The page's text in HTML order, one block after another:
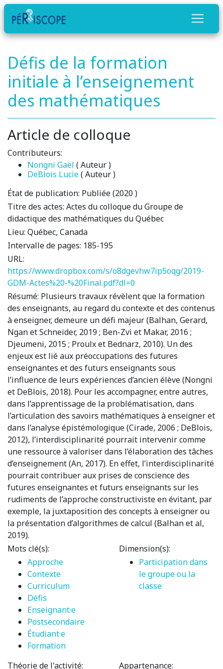
Défis de la formation
initiale à l’enseignement
des mathématiques
Article de colloque
Contributeurs:
Nongni Gaël ( Auteur )
DeBlois Lucie( Auteur )
État de publication: Publiée (2020 )
Titre des actes: Actes du colloque du Groupe de
didactique des mathématiques du Québec
Lieu: Québec, Canada
Intervalle de pages: 185-195
URL:
https://www.dropbox.com/s/o8dgevhw7ip5oqg/2019-
GDM-Actes%20-%20Final.pdf?dl=0
Résumé: Plusieurs travaux révèlent que la formation
des enseignants, au regard du contexte et des contenus
à enseigner, demeure un défi majeur (Balhan, Gerard,
Ngan et Schneider, 2019 ; Ben-Zvi et Makar, 2016 ;
Djeumeni, 2015 ; Proulx et Bednarz, 2010). Un des
enjeux est lié aux préoccupations des futures
enseignantes et des futurs enseignants sous
l’influence de leurs expériences d’ancien élève (Nongni
et DeBlois, 2018). Pour les accompagner, entre autres,
dans l’apprentissage de la problématisation, dans
l’articulation des savoirs mathématiques à enseigner et
dans l’analyse épistémologique (Cirade, 2006 ; DeBlois,
2012), l’interdisciplinarité pourrait intervenir comme
une ressource à valoriser dans l’élaboration des tâches
d’enseignement (An, 2017). En effet, l’interdisciplinarité
pourrait contribuer aux prises de conscience des
futures enseignantes et futurs enseignants sur les
rudiments de l’approche constructiviste en évitant, par
exemple, la juxtaposition des concepts à enseigner ou
la présentation d’algorithmes de calcul (Balhan et al,
2019).
Mots clé(s):
Approche
Contexte
Curriculum
Défis
Enseignant·e
Postsecondaire
Étudiant·e
Formation
Dimension(s):
Participation dans
le groupe ou la
classe
Théorie de l'activité: Appartenance: